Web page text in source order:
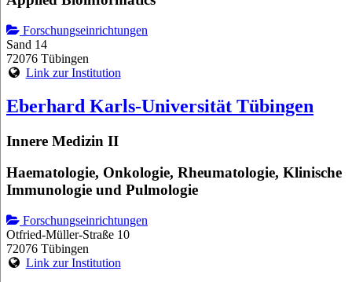
Forschungseinrichtungen
Sand 14
72076 Tübingen
Link zur Institution
Eberhard Karls-Universität Tübingen
Innere Medizin II
Haematologie, Onkologie, Rheumatologie, Klinische
Immunologie und Pulmologie
Forschungseinrichtungen
Otfried-Müller-Straße 10
72076 Tübingen
Link zur Institution